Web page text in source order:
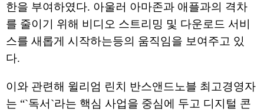
한을 부여하였다. 아울러 아마존과 애플과의 격차
를 줄이기 위해 비디오 스트리밍 및 다운로드 서비
스를 새롭게 시작하는등의 움직임을 보여주고 있
다.
이와 관련해 윌리엄 린치 반스앤드노블 최고경영자
는 “`독서`라는 핵심 사업을 중심에 두고 디지털 콘